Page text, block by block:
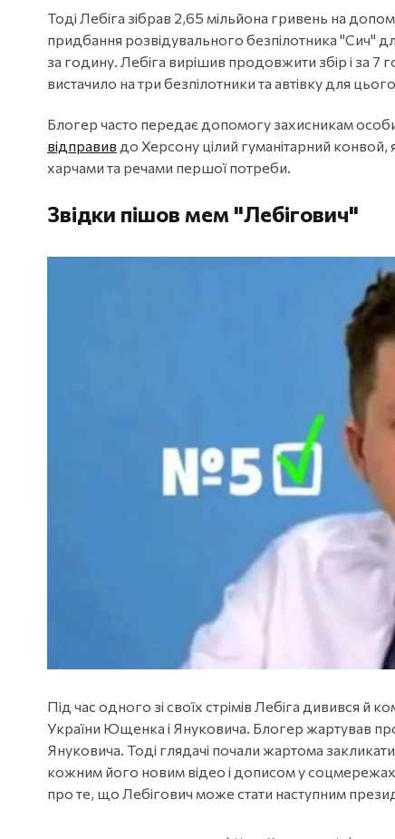
Тоді Лебіга зібрав 2,65 мільйона гривень на
придбання розвідувального безпілотника "Сич"
за годину. Лебіга вирішив продовжити збір і за
вистачило на три безпілотники та автівку для
Блогер часто передає допомогу захисникам
відправив до Херсону цілий гуманітарний конвой,
харчами та речами першої потреби.
Звідки пішов мем "Лебігович"
Під час одного зі своїх стрімів Лебіга дивився й
України Ющенка і Януковича. Блогер жартував
Януковича. Тоді глядачі почали жартома
кожним його новим відео і дописом у
про те, що Лебігович може стати наступним